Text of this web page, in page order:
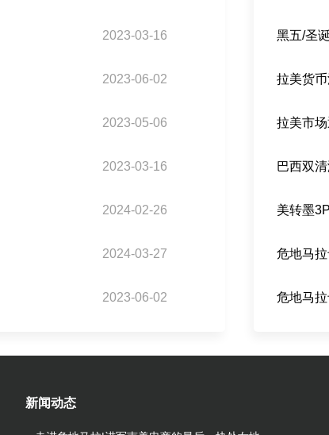
黑五/圣
拉美货
拉美市
危地马
2023-03-16
2023-06-02
2023-05-06
2023-03-16
2024-02-26
2024-03-27
2023-06-02
新闻动态